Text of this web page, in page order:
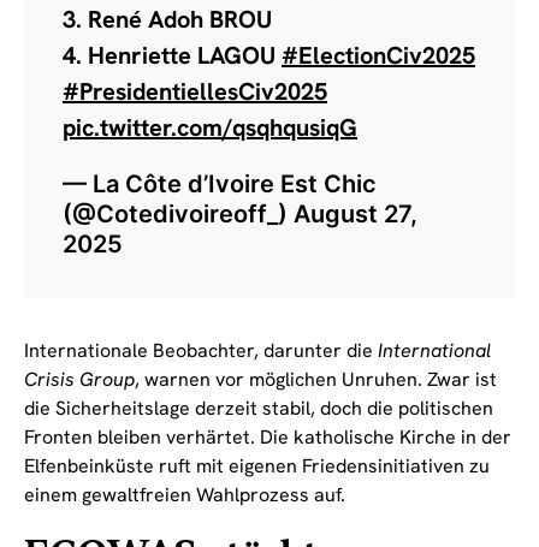
3. René Adoh BROU
4. Henriette LAGOU #ElectionCiv2025
#PresidentiellesCiv2025
pic.twitter.com/qsqhqusiqG
— La Côte d’Ivoire Est Chic
(@Cotedivoireoff_) August 27,
2025
Internationale Beobachter, darunter die International
Crisis Group, warnen vor möglichen Unruhen. Zwar ist
die Sicherheitslage derzeit stabil, doch die politischen
Fronten bleiben verhärtet. Die katholische Kirche in der
Elfenbeinküste ruft mit eigenen Friedensinitiativen zu
einem gewaltfreien Wahlprozess auf.